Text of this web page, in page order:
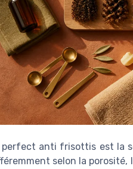
anti frisottis est la
selon la porosité,